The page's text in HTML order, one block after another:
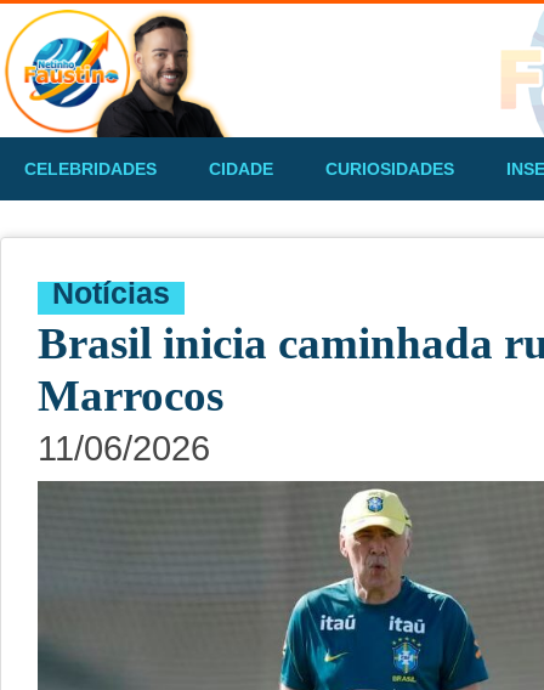
CELEBRIDADES CIDADE CURIOSIDADES
Notícias
Brasil inicia caminhada
Marrocos
11/06/2026